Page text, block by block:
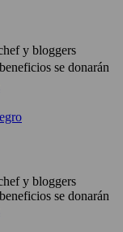
y bloggers
se donarán
y bloggers
se donarán